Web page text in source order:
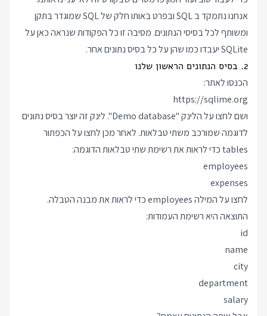
אנחנו נתמקד ב SQL ובפרט באותו חלק של SQL שמוגדר בתקן
ומשותף לכל בסיסי הנתונים. מסיבה זו כל הפקודות שנראה כאן על
SQLite יעבדו כמו שהן על כל בסיס נתונים אחר.
2. בסיס הנתונים הראשון שלנו
הכנסו לאתר:
https://sqlime.org
ושם לחצו על הלינק "Demo database". לינק זה יוצר בסיס נתונים
לדוגמה שמורכב משתי טבלאות. לאחר מכן לחצו על הכפתור
tables כדי לראות את רשימת שתי טבלאות הדוגמה:
employees
expenses
לחצו על המילה employees כדי לראות את מבנה הטבלה.
התוצאה היא רשימת העמודות:
id
name
city
department
salary